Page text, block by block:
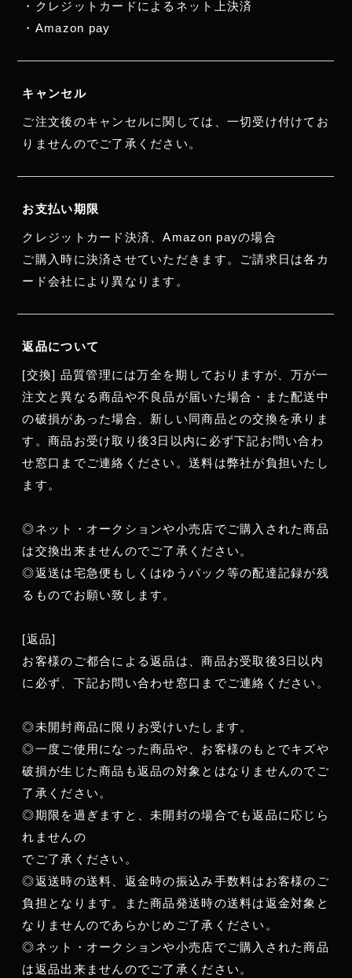
・クレジットカードによるネット上決済
・Amazon pay
キャンセル
ご注文後のキャンセルに関しては、一切受け付けてお
りませんのでご了承ください。
お支払い期限
クレジットカード決済、Amazon payの場合
ご購入時に決済させていただきます。ご請求日は各カ
ード会社により異なります。
返品について
[交換] 品質管理には万全を期しておりますが、万が一
注文と異なる商品や不良品が届いた場合・また配送中
の破損があった場合、新しい同商品との交換を承りま
す。商品お受け取り後3日以内に必ず下記お問い合わ
せ窓口までご連絡ください。送料は弊社が負担いたし
ます。
◎ネット・オークションや小売店でご購入された商品
は交換出来ませんのでご了承ください。
◎返送は宅急便もしくはゆうパック等の配達記録が残
るものでお願い致します。
[返品]
お客様のご都合による返品は、商品お受取後3日以内
に必ず、下記お問い合わせ窓口までご連絡ください。
◎未開封商品に限りお受けいたします。
◎一度ご使用になった商品や、お客様のもとでキズや
破損が生じた商品も返品の対象とはなりませんのでご
了承ください。
◎期限を過ぎますと、未開封の場合でも返品に応じら
れませんの
でご了承ください。
◎返送時の送料、返金時の振込み手数料はお客様のご
負担となります。また商品発送時の送料は返金対象と
なりませんのであらかじめご了承ください。
◎ネット・オークションや小売店でご購入された商品
は返品出来ませんのでご了承ください。